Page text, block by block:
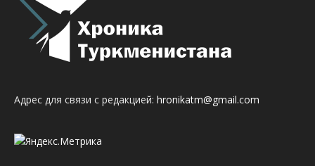
Адрес для связи с редакцией: hronikatm@gmail.com